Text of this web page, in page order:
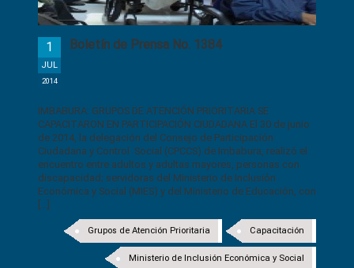
Boletín de Prensa No. 1384
1
JUL
2014
IMBABURA: GRUPOS DE ATENCIÓN PRIORITARIA SE
CAPACITARON EN PARTICIPACIÓN CIUDADANA El 30 de junio
de 2014, la delegación del Consejo de Participación
Ciudadana y Control Social (CPCCS) de Imbabura, realizó el
encuentro entre adultos y adultas mayores, personas con
discapacidad; servidoras del Ministerio de Inclusión
Económica y Social (MIES) y del Ministerio de Educación, con
[...]
Capacitación
Grupos de Atención Prioritaria
Ministerio de Inclusión Económica y Social